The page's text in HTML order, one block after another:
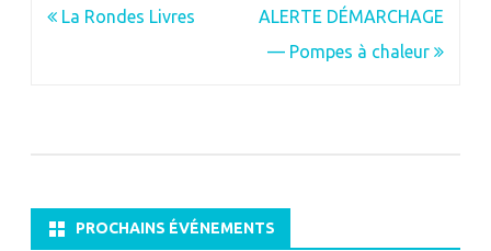
Navigation
La Rondes Livres
ALERTE DÉMARCHAGE
— Pompes à chaleur
PROCHAINS ÉVÉNEMENTS